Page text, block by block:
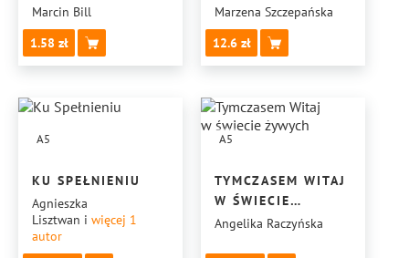
PIELĘGNIARSKA.
Marcin Bill
1.58
Marzena Szczepańska
12.6
A5
KU SPEŁNIENIU
Agnieszka
Lisztwan i więcej 1
autor
A5
TYMCZASEM WITAJ
W ŚWIECIE
ŻYWYCH
Angelika Raczyńska